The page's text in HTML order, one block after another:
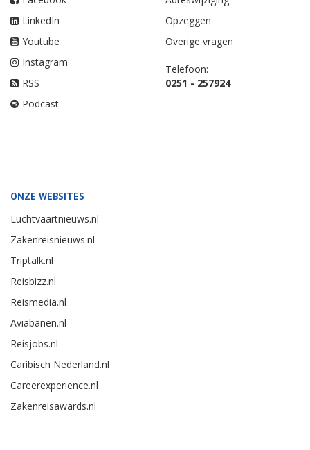
LinkedIn
Youtube
Instagram
RSS
Podcast
Opzeggen
Overige vragen
Telefoon:
0251 - 257924
ONZE WEBSITES
Luchtvaartnieuws.nl
Zakenreisnieuws.nl
Triptalk.nl
Reisbizz.nl
Reismedia.nl
Aviabanen.nl
Reisjobs.nl
Caribisch Nederland.nl
Careerexperience.nl
Zakenreisawards.nl